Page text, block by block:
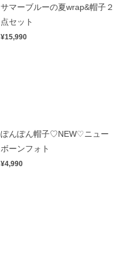
サマーブルーの夏wrap&帽子２
点セット
¥15,990
ぽんぽん帽子♡NEW♡ニュー
ボーンフォト
¥4,990